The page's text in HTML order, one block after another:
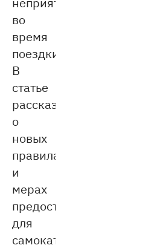
во
время
поездки.
В
статье
рассказываем
о
новых
правилах
и
мерах
предосторожности
для
самокатчиков.